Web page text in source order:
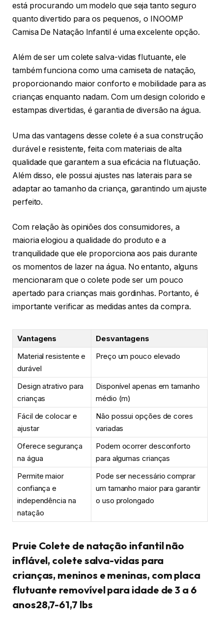
está procurando um modelo que seja tanto seguro
quanto divertido para os pequenos, o INOOMP
Camisa De Natação Infantil é uma excelente opção.
Além de ser um colete salva-vidas flutuante, ele
também funciona como uma camiseta de natação,
proporcionando maior conforto e mobilidade para as
crianças enquanto nadam. Com um design colorido e
estampas divertidas, é garantia de diversão na água.
Uma das vantagens desse colete é a sua construção
durável e resistente, feita com materiais de alta
qualidade que garantem a sua eficácia na flutuação.
Além disso, ele possui ajustes nas laterais para se
adaptar ao tamanho da criança, garantindo um ajuste
perfeito.
Com relação às opiniões dos consumidores, a
maioria elogiou a qualidade do produto e a
tranquilidade que ele proporciona aos pais durante
os momentos de lazer na água. No entanto, alguns
mencionaram que o colete pode ser um pouco
apertado para crianças mais gordinhas. Portanto, é
importante verificar as medidas antes da compra.
Vantagens
Desvantagens
Material resistente e
durável
Preço um pouco elevado
Design atrativo para
crianças
Disponível apenas em tamanho
médio (m)
Fácil de colocar e
ajustar
Não possui opções de cores
variadas
Oferece segurança
na água
Podem ocorrer desconforto
para algumas crianças
Permite maior
confiança e
independência na
natação
Pode ser necessário comprar
um tamanho maior para garantir
o uso prolongado
Pruie Colete de natação infantil não
inflável, colete salva-vidas para
crianças, meninos e meninas, com placa
flutuante removível para idade de 3 a 6
anos28,7-61,7 lbs